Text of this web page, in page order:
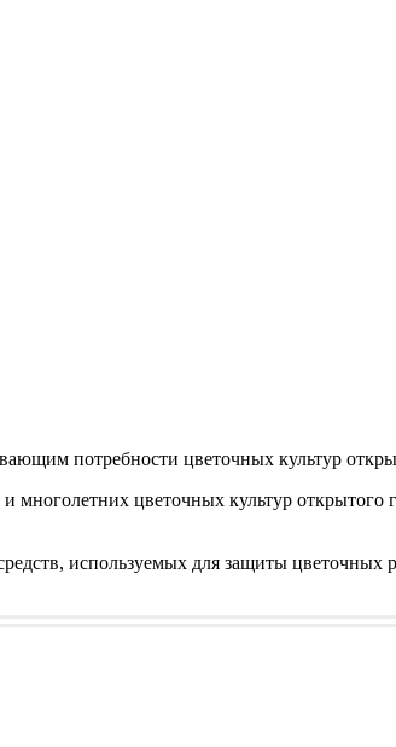
потребности цветочных культур
многолетних цветочных культур
используемых для защиты цветочных